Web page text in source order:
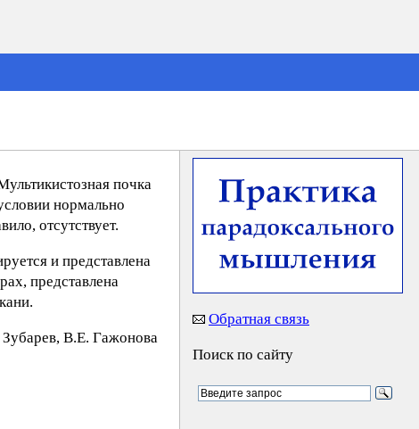
почка
нормально
отсутствует.
и представлена
представлена
В.Е. Гaжoнoва
Обратная связь
Поиск по сайту